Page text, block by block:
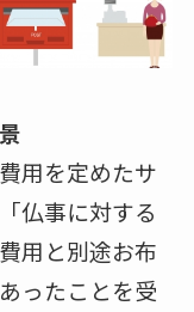
用を定めたサ
仏事に対する
用と別途お布
ったことを受